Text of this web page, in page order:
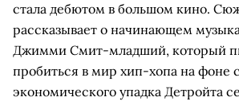
стала дебютом в большом кино.
рассказывает о начинающем
Джимми Смит-младший, который
пробиться в мир хип-хопа на фоне
экономического упадка Детройта